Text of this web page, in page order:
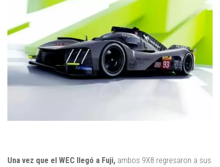
Una vez que el WEC llegó a Fuji, ambos 9X8 regresaron a sus